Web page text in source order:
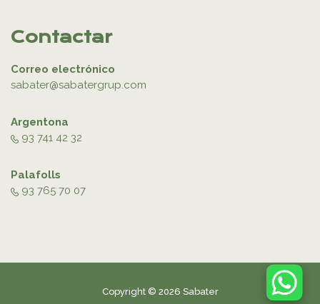
Contactar
Correo electrónico
sabater@sabatergrup.com
Argentona
93 741 42 32
Palafolls
93 765 70 07
Copyright © 2026 Sabater